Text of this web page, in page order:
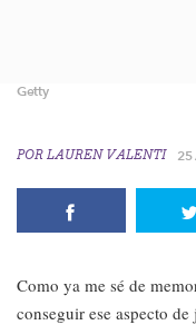
Getty
POR LAUREN VALENTI 25
Como ya me sé de
conseguir ese aspecto